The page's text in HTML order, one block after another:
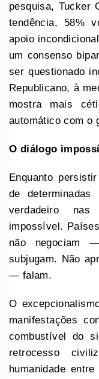
pesquisa, Tucker
tendência, 58%
apoio
um consenso
ser questionado
Republicano, à
mostra mais
automático com o
O diálogo
Enquanto
de
verdadeiro nas
impossível.
não negociam
subjugam. Não
— falam.
O
manifestações
combustível do
retrocesso
humanidade